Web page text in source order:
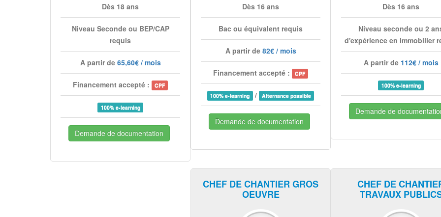
Dès 18 ans
Niveau Seconde ou BEP/CAP
requis
A partir de 65,60€ / mois
Financement accepté : CPF
100% e-learning
Demande de documentation
Dès 16 ans
Bac ou équivalent requis
A partir de 82€ / mois
Financement accepté : CPF
100% e-learning / Alternance possible
Demande de documentation
Dès 16 ans
Niveau seconde ou 2
d'expérience en immobilier
A partir de 112€ / mois
100% e-learning
Demande de
CHEF DE CHANTIER GROS
OEUVRE
CHEF DE
TRAVAUX